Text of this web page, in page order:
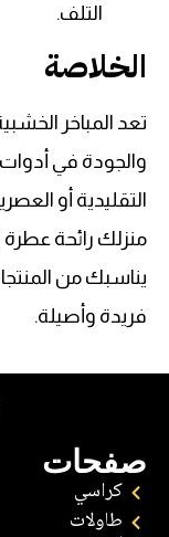
التلف.
الخلاصة
تعد المباخر
والجودة في
التقليدية أو
منزلك رائحة عطرة
يناسبك من
فريدة وأصيلة.
صفحات
كراسي
طاولات